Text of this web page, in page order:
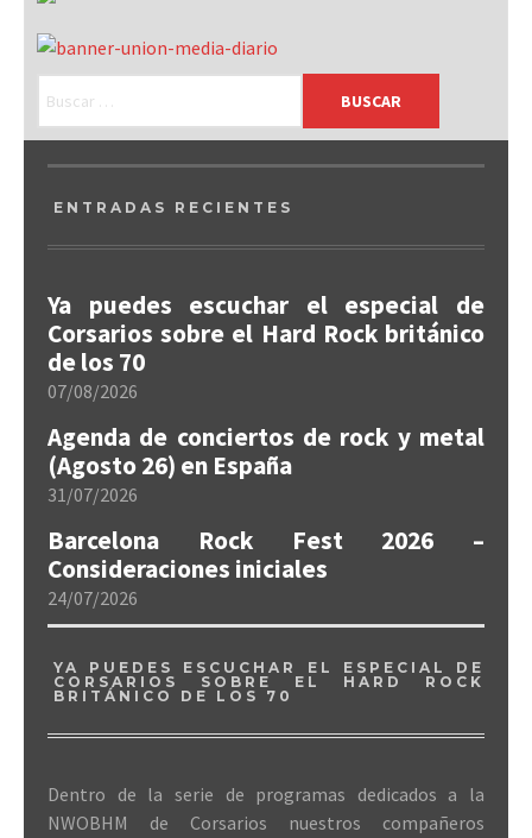
ENTRADAS RECIENTES
Ya puedes escuchar el especial de
Corsarios sobre el Hard Rock británico
de los 70
07/08/2026
Agenda de conciertos de rock y metal
(Agosto 26) en España
31/07/2026
Barcelona Rock Fest 2026 –
Consideraciones iniciales
24/07/2026
YA PUEDES ESCUCHAR EL ESPECIAL DE
CORSARIOS SOBRE EL HARD ROCK
BRITÁNICO DE LOS 70
Dentro de la serie de programas dedicados a la
NWOBHM de Corsarios nuestros compañeros